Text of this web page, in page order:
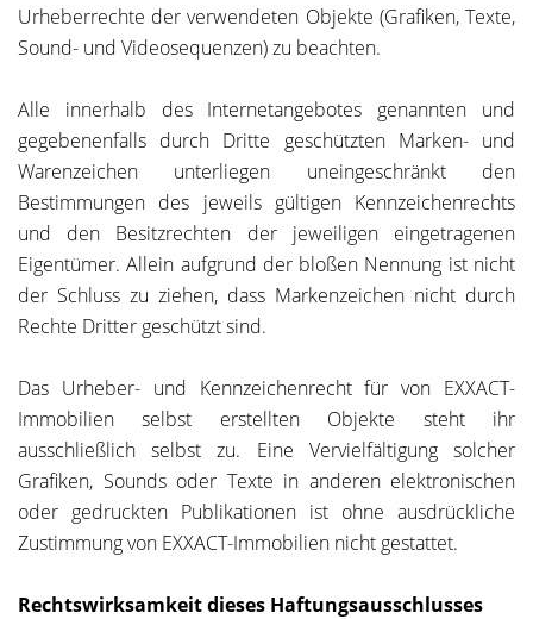
Urheberrechte der verwendeten Objekte (Grafiken, Texte,
Sound- und Videosequenzen) zu beachten.
Alle innerhalb des Internetangebotes genannten und
gegebenenfalls durch Dritte geschützten Marken- und
Warenzeichen unterliegen uneingeschränkt den
Bestimmungen des jeweils gültigen Kennzeichenrechts
und den Besitzrechten der jeweiligen eingetragenen
Eigentümer. Allein aufgrund der bloßen Nennung ist nicht
der Schluss zu ziehen, dass Markenzeichen nicht durch
Rechte Dritter geschützt sind.
Das Urheber- und Kennzeichenrecht für von EXXACT-
Immobilien selbst erstellten Objekte steht ihr
ausschließlich selbst zu. Eine Vervielfältigung solcher
Grafiken, Sounds oder Texte in anderen elektronischen
oder gedruckten Publikationen ist ohne ausdrückliche
Zustimmung von EXXACT-Immobilien nicht gestattet.
Rechtswirksamkeit dieses Haftungsausschlusses